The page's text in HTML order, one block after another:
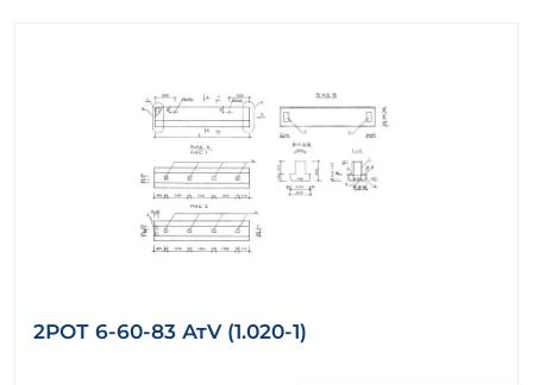
2РОТ 6-60-83 АтV (1.020-1)